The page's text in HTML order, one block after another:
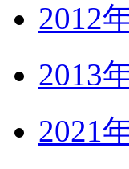
2012
2013
2021